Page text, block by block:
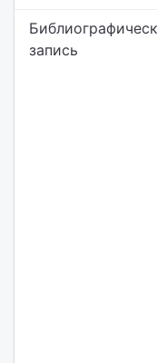
запись